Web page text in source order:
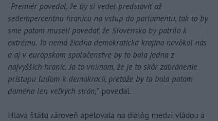
"Premiér povedal, že by si vedel predstaviť až
sedempercentnú hranicu na vstup do parlamentu, tak to by
sme potom museli povedať, že Slovensko by patrilo k
extrému. To nemá žiadna demokratická krajina navôkol nás
a aj v európskom spoločenstve by to bola jedna z
najvyšších hraníc. Ja to vnímam, že je to skôr zabránenie
prístupu ľuďom k demokracii, pretože by to bola potom
doména len veľkých strán," povedal.
Hlava štátu zároveň apelovala na dialóg medzi vládou a